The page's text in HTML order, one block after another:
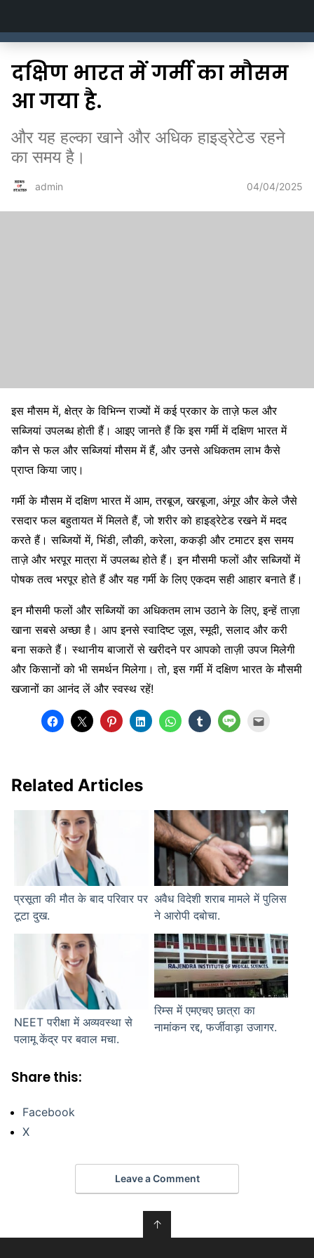
दक्षिण भारत में गर्मी का मौसम
आ गया है.
और यह हल्का खाने और अधिक हाइड्रेटेड रहने
का समय है।
admin 04/04/2025
इस मौसम में, क्षेत्र के विभिन्न राज्यों में कई प्रकार के ताज़े फल और
सब्जियां उपलब्ध होती हैं। आइए जानते हैं कि इस गर्मी में दक्षिण भारत में
कौन से फल और सब्जियां मौसम में हैं, और उनसे अधिकतम लाभ कैसे
प्राप्त किया जाए।
गर्मी के मौसम में दक्षिण भारत में आम, तरबूज, खरबूजा, अंगूर और केले जैसे
रसदार फल बहुतायत में मिलते हैं, जो शरीर को हाइड्रेटेड रखने में मदद
करते हैं। सब्जियों में, भिंडी, लौकी, करेला, ककड़ी और टमाटर इस समय
ताज़े और भरपूर मात्रा में उपलब्ध होते हैं। इन मौसमी फलों और सब्जियों में
पोषक तत्व भरपूर होते हैं और यह गर्मी के लिए एकदम सही आहार बनाते हैं।
इन मौसमी फलों और सब्जियों का अधिकतम लाभ उठाने के लिए, इन्हें ताज़ा
खाना सबसे अच्छा है। आप इनसे स्वादिष्ट जूस, स्मूदी, सलाद और करी
बना सकते हैं। स्थानीय बाजारों से खरीदने पर आपको ताज़ी उपज मिलेगी
और किसानों को भी समर्थन मिलेगा। तो, इस गर्मी में दक्षिण भारत के मौसमी
खजानों का आनंद लें और स्वस्थ रहें!
Related Articles
प्रसूता की मौत के बाद परिवार पर
टूटा दुख.
अवैध विदेशी शराब मामले में पुलिस
ने आरोपी दबोचा.
NEET परीक्षा में अव्यवस्था से
पलामू केंद्र पर बवाल मचा.
रिम्स में एमएचए छात्रा का
नामांकन रद्द, फर्जीवाड़ा उजागर.
Share this:
Facebook
X
Leave a Comment
↑